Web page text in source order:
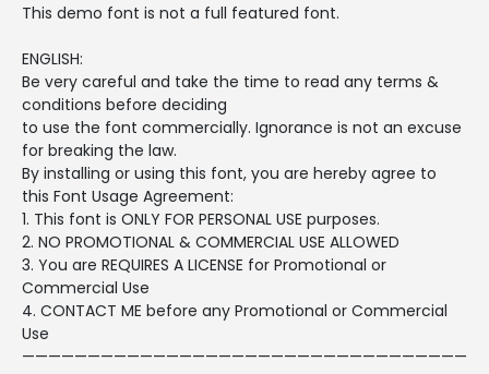
This demo font is not a full featured font.
ENGLISH:
Be very careful and take the time to read any terms &
conditions before deciding
to use the font commercially. Ignorance is not an excuse
for breaking the law.
By installing or using this font, you are hereby agree to
this Font Usage Agreement:
1. This font is ONLY FOR PERSONAL USE purposes.
2. NO PROMOTIONAL & COMMERCIAL USE ALLOWED
3. You are REQUIRES A LICENSE for Promotional or
Commercial Use
4. CONTACT ME before any Promotional or Commercial
Use
——————————————————————————————————